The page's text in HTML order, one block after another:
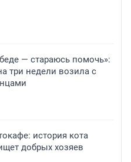
— стараюсь помочь»:
три недели возила с
история кота
добрых хозяев